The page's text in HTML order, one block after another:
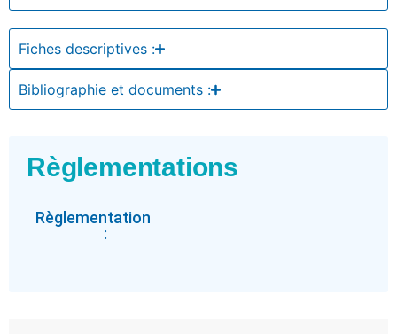
Fiches descriptives :
Bibliographie et documents :
Règlementations
Règlementation
: